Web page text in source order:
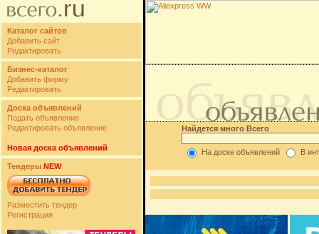
Каталог сайтов
Добавить сайт
Редактировать
Бизнес-каталог
Добавить фирму
Редактировать
Доска объявлений
Подать объявление
Редактировать объявление
Новая доска объявлений
Тендеры NEW
Разместить тендер
Регистрация
Найдется много Всего
На доске объявлений В